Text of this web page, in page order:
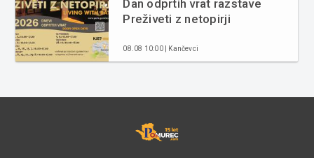
Dan odprtih vrat razstave
Preživeti z netopirji
08.08 10:00 | Kančevci